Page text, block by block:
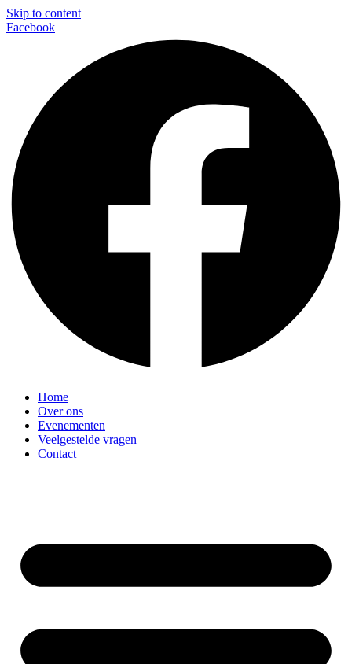
Skip to content
Facebook
Home
Over ons
Evenementen
Veelgestelde vragen
Contact